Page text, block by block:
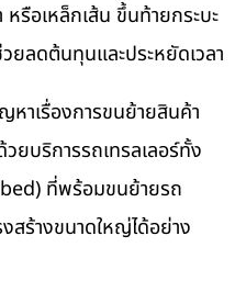
รือเหล็กเส้น ขึ้นท้ายกระบะ
ยลดต้นทุนและประหยัดเวลา
าเรื่องการขนย้ายสินค้า
ยบริการรถเทรลเลอร์ทั้ง
ที่พร้อมขนย้ายรถ
สร้างขนาดใหญ่ได้อย่าง